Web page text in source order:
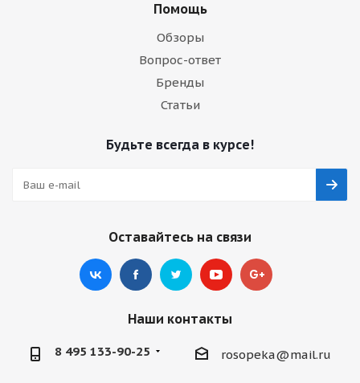
Помощь
Обзоры
Вопрос-ответ
Бренды
Статьи
Будьте всегда в курсе!
Оставайтесь на связи
Наши контакты
8 495 133-90-25 rosopeka@mail.ru